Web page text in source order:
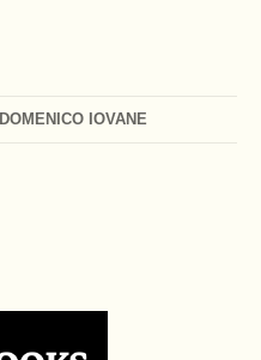
DOMENICO IOVANE